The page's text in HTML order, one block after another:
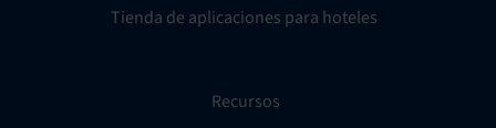
Tienda de aplicaciones para hoteles
Recursos